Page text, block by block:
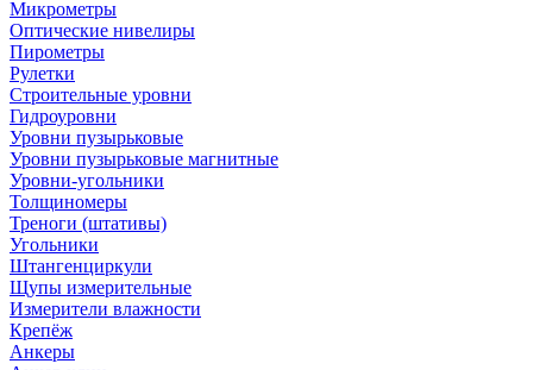
Микрометры
Оптические нивелиры
Пирометры
Рулетки
Строительные уровни
Гидроуровни
Уровни пузырьковые
Уровни пузырьковые магнитные
Уровни-угольники
Толщиномеры
Треноги (штативы)
Угольники
Штангенциркули
Щупы измерительные
Измерители влажности
Крепёж
Анкеры